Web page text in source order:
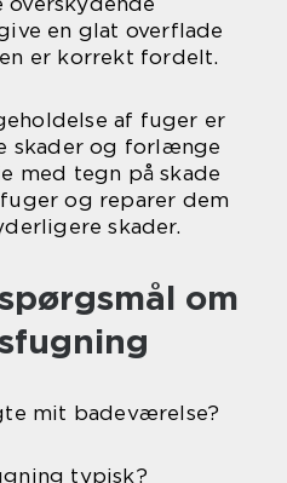
en glat overflade
er korrekt fordelt.
af fuger er
skader og forlænge
med tegn på skade
og reparer dem
skader.
om
mit badeværelse?
typisk?